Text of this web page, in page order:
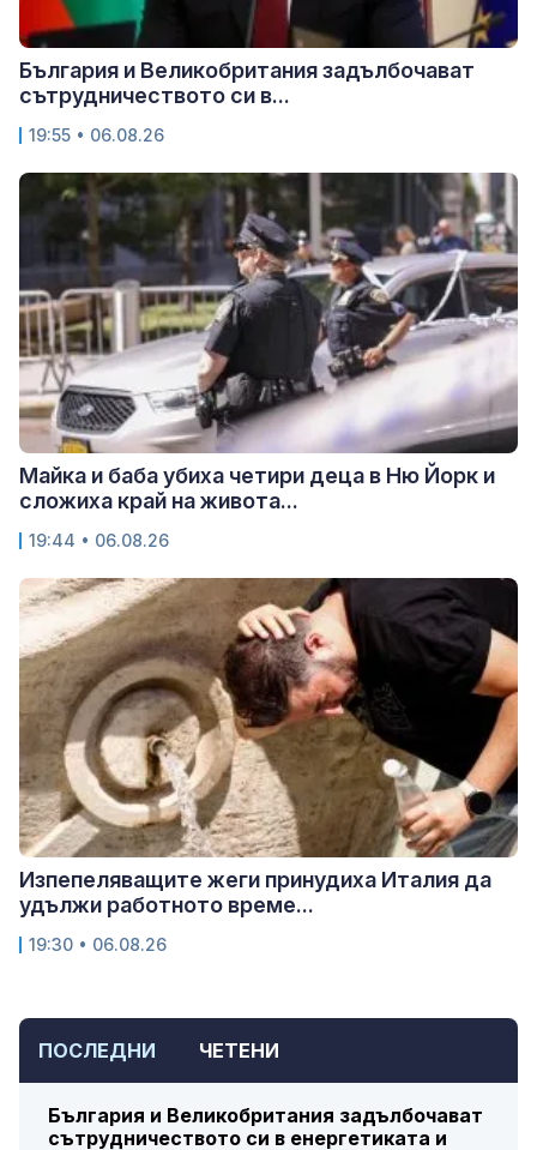
ПОСЛЕДНИ ЧЕТЕНИ
България и Великобритания задълбочават
сътрудничеството си в енергетиката и
България и Великобритания задълбочават
сътрудничеството си в...
19:55 • 06.08.26
Майка и баба убиха четири деца в Ню Йорк и
сложиха край на живота...
19:44 • 06.08.26
Изпепеляващите жеги принудиха Италия да
удължи работното време...
19:30 • 06.08.26